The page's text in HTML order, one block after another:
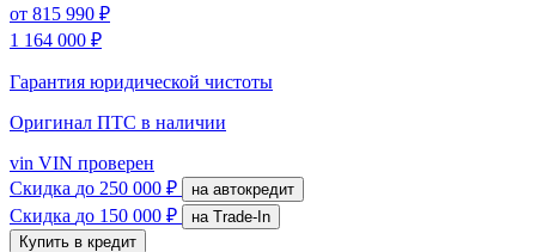
от 815 990 ₽
1 164 000 ₽
Гарантия юридической чистоты
Оригинал ПТС в наличии
vin VIN проверен
Скидка до 250 000 ₽ на автокредит
Скидка до 150 000 ₽
на Trade-In
Купить в кредит